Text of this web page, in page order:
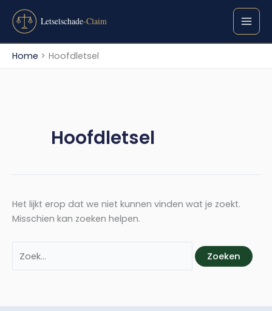
naar
inhoudHome Hoofdletsel
Hoofdletsel
Het lijkt erop dat we niet kunnen vinden wat je zoekt.
Misschien kan zoeken helpen.
Zoek
naar: